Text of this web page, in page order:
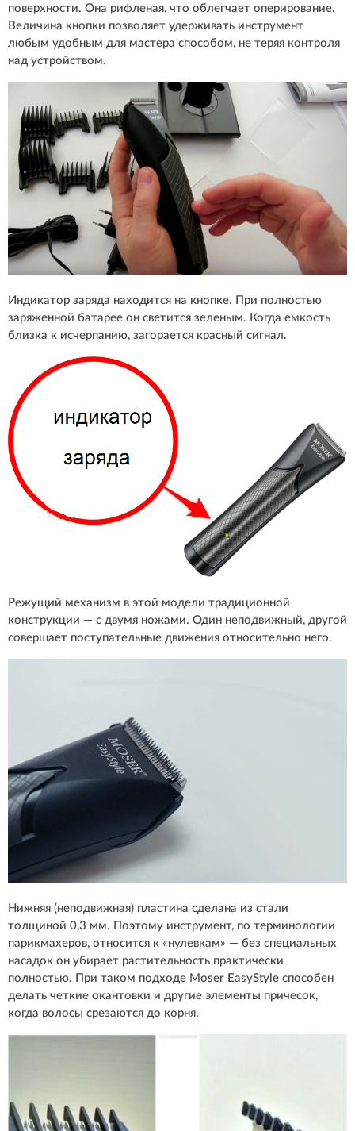
поверхности. Она рифленая, что облегчает оперирование.
Величина кнопки позволяет удерживать инструмент
любым удобным для мастера способом, не теряя контроля
над устройством.
Индикатор заряда находится на кнопке. При полностью
заряженной батарее он светится зеленым. Когда емкость
близка к исчерпанию, загорается красный сигнал.
Режущий механизм в этой модели традиционной
конструкции — с двумя ножами. Один неподвижный, другой
совершает поступательные движения относительно него.
Нижняя (неподвижная) пластина сделана из стали
толщиной 0,3 мм. Поэтому инструмент, по терминологии
парикмахеров, относится к «нулевкам» — без специальных
насадок он убирает растительность практически
полностью. При таком подходе Moser EasyStyle способен
делать четкие окантовки и другие элементы причесок,
когда волосы срезаются до корня.